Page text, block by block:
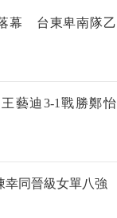
幕 台東卑南隊乙
藝迪3-1戰勝鄭怡
幸同晉級女單八強